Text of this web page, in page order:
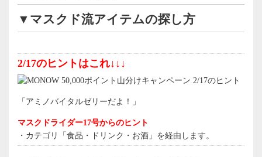
▼マスクド流アイテムの探し方
2/17のヒントはこれ↓↓↓
「アミノバイタルゼリーだよ！」
マスクドライダー17号からのヒント
・カテゴリ「食品・ドリンク・お酒」を経由します。